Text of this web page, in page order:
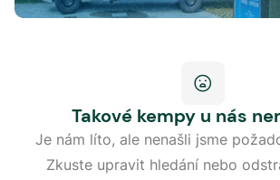
Takové kempy u nás
Je nám líto, ale nenašli jsme
Zkuste upravit hledání nebo